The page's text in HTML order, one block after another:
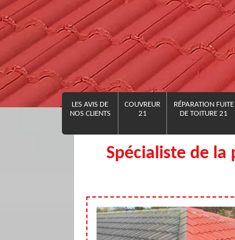
LES AVIS DE
NOS CLIENTS
COUVREUR
21
RÉPARATION FUITE
DE TOITURE 21
Spécialiste de la